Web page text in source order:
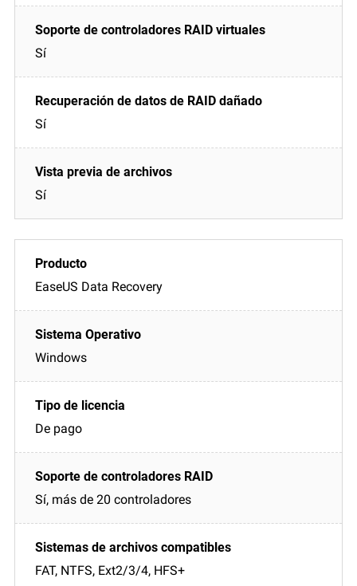
Sí
Sí
Sí
EaseUS Data Recovery
Windows
De pago
Sí, más de 20 controladores
FAT, NTFS, Ext2/3/4, HFS+